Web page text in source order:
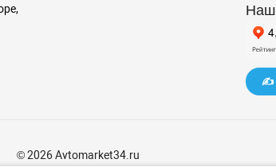
Наш
✍️
© 2026 Avtomarket34.ru